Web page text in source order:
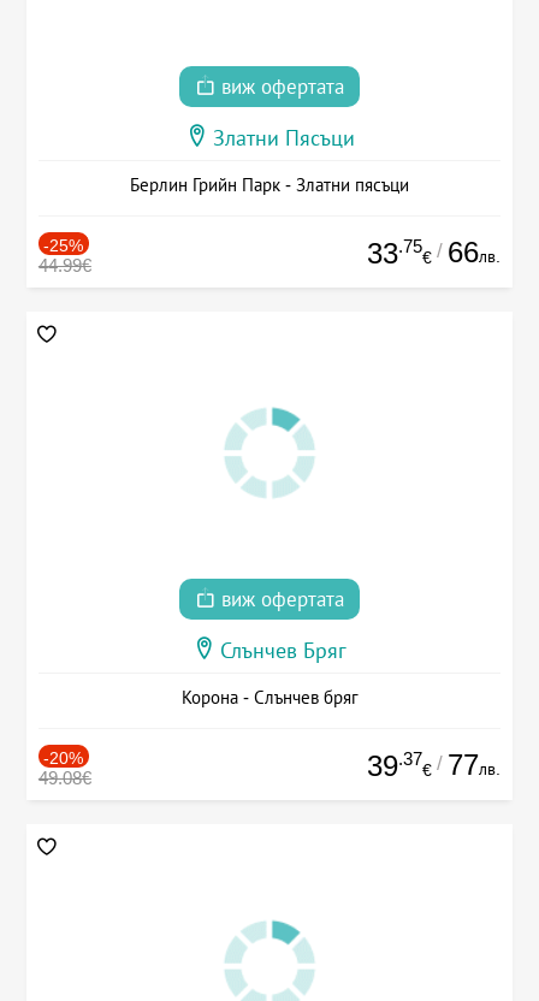
виж офертата
Златни Пясъци
Берлин Грийн Парк - Златни пясъци
-25%
44.99€ 33.75
€ / 66лв.
виж офертата
Слънчев Бряг
Корона - Слънчев бряг
-20%
49.08€ 39.37
€ / 77лв.